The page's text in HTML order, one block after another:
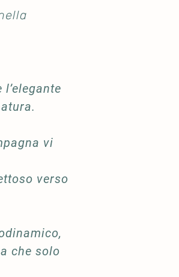
vi
verso
che solo